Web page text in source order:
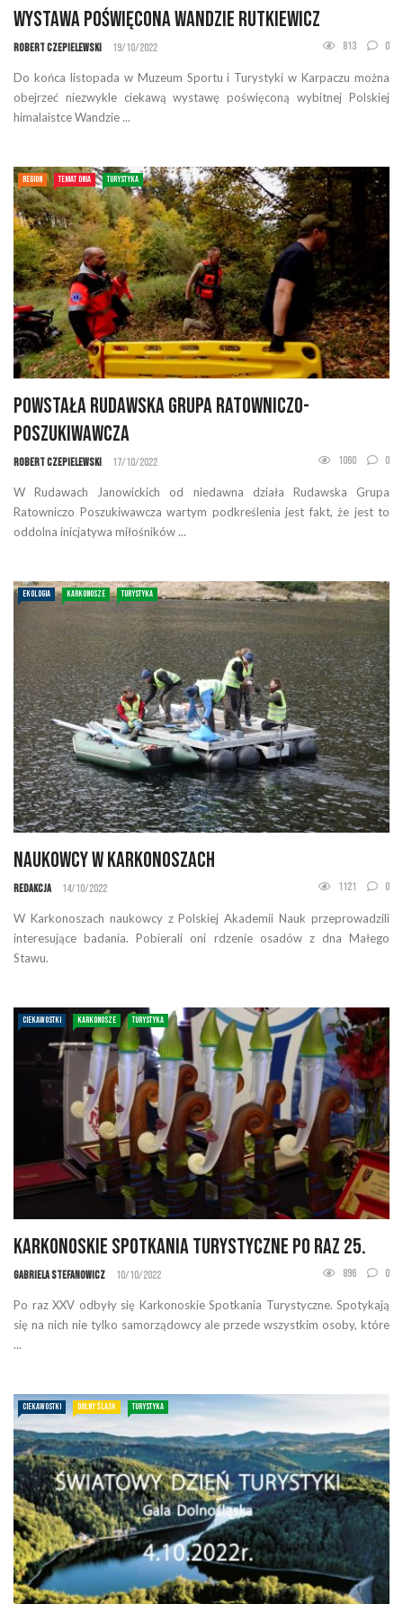
Wystawa poświęcona Wandzie Rutkiewicz
Robert Czepielewski 19/10/2022 813 0
Do końca listopada w Muzeum Sportu i Turystyki w Karpaczu można
obejrzeć niezwykle ciekawą wystawę poświęconą wybitnej Polskiej
himalaistce Wandzie ...
REGION TEMAT DNIA TURYSTYKA
Powstała Rudawska Grupa Ratowniczo-
Poszukiwawcza
Robert Czepielewski 17/10/2022 1060 0
W Rudawach Janowickich od niedawna działa Rudawska Grupa
Ratowniczo Poszukiwawcza wartym podkreślenia jest fakt, że jest to
oddolna inicjatywa miłośników ...
EKOLOGIA KARKONOSZE TURYSTYKA
Naukowcy w Karkonoszach
Redakcja 14/10/2022 1121 0
W Karkonoszach naukowcy z Polskiej Akademii Nauk przeprowadzili
interesujące badania. Pobierali oni rdzenie osadów z dna Małego
Stawu.
CIEKAWOSTKI KARKONOSZE TURYSTYKA
Karkonoskie Spotkania Turystyczne po raz 25.
Gabriela Stefanowicz 10/10/2022 896 0
Po raz XXV odbyły się Karkonoskie Spotkania Turystyczne. Spotykają
się na nich nie tylko samorządowcy ale przede wszystkim osoby, które
...
CIEKAWOSTKI DOLNY ŚLĄSK TURYSTYKA